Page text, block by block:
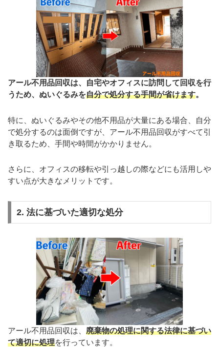
アール不用品回収は、自宅やオフィスに訪問して回収を行
うため、ぬいぐるみを自分で処分する手間が省けます。
特に、ぬいぐるみやその他不用品が大量にある場合、自分
で処分するのは面倒ですが、アール不用品回収がすべて引
き取るため、手間や時間がかかりません。
さらに、オフィスの移転や引っ越しの際などにも活用しや
すい点が大きなメリットです。
2. 法に基づいた適切な処分
アール不用品回収は、 廃棄物の処理に関する法律に基づい
て適切に処理を行っています。